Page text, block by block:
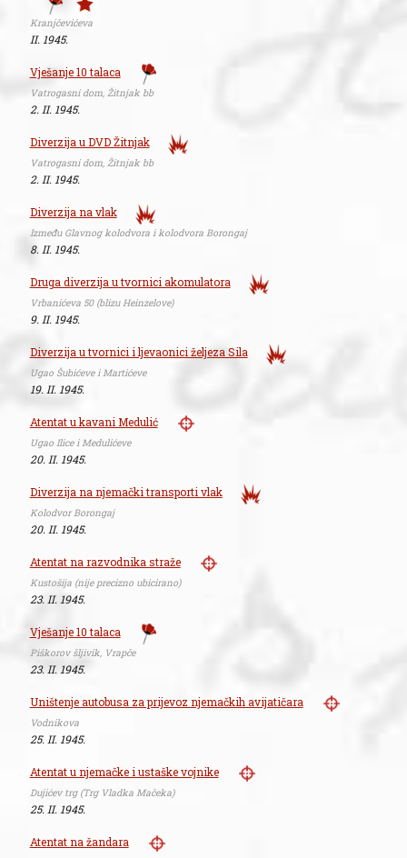
Kranjčevićeva
II. 1945.
Vješanje 10 talaca
Vatrogasni dom, Žitnjak bb
2. II. 1945.
Diverzija u DVD Žitnjak
Vatrogasni dom, Žitnjak bb
2. II. 1945.
Diverzija na vlak
Između Glavnog kolodvora i kolodvora Borongaj
8. II. 1945.
Druga diverzija u tvornici akomulatora
Vrbanićeva 50 (blizu Heinzelove)
9. II. 1945.
Diverzija u tvornici i ljevaonici željeza Sila
Ugao Šubićeve i Martićeve
19. II. 1945.
Atentat u kavani Medulić
Ugao Ilice i Medulićeve
20. II. 1945.
Diverzija na njemački transporti vlak
Kolodvor Borongaj
20. II. 1945.
Atentat na razvodnika straže
Kustošija (nije precizno ubicirano)
23. II. 1945.
Vješanje 10 talaca
Piškorov šljivik, Vrapče
23. II. 1945.
Uništenje autobusa za prijevoz njemačkih avijatičara
Vodnikova
25. II. 1945.
Atentat u njemačke i ustaške vojnike
Dujićev trg (Trg Vladka Mačeka)
25. II. 1945.
Atentat na žandara